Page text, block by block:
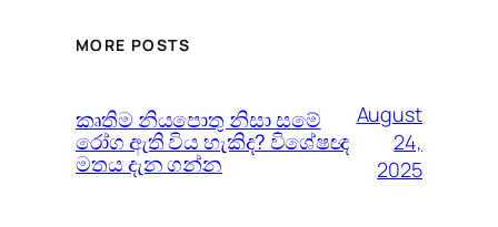
MORE POSTS
කෘතිම නියපොතු නිසා සමේ
රෝග ඇති විය හැකිද? විශේෂඥ
මතය දැන ගන්න
August
24,
2025